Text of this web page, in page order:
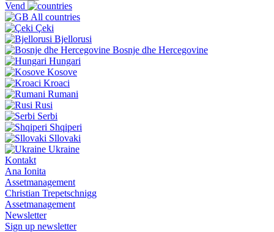
Vend
All countries
Çeki
Bjellorusi
Bosnje dhe Hercegovine
Hungari
Kosove
Kroaci
Rumani
Rusi
Serbi
Shqiperi
Sllovaki
Ukraine
Kontakt
Ana Ionita
Assetmanagement
Christian Trepetschnigg
Assetmanagement
Newsletter
Sign up newsletter